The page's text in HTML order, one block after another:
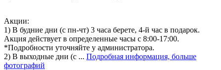
Акции:
1) В будние дни (с пн-чт) 3 часа берете, 4-й час в подарок.
Акция действует в определенные часы с 8:00-17:00.
*Подробности уточняйте у администратора.
2) В выходные дни (с ... Подробная информация, больше
фотографий